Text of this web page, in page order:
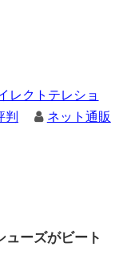
レクトテレショ
判
ネット通販
ューズがビート